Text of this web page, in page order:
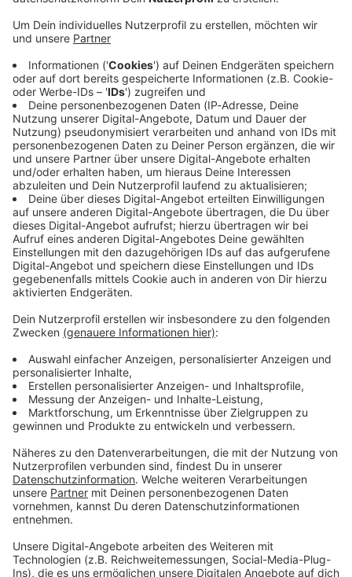
Immer auf dem Laufenden
Verpass' nichts mehr - mit unserem kostenlosen
ANTENNE BAYERN Newsletter. Ob Nachrichten,
Lifestyle oder unsere neuesten Aktionen - wir
informieren dich.
Zum Newsletter anmelden
Du möchtest uns etwas sagen?